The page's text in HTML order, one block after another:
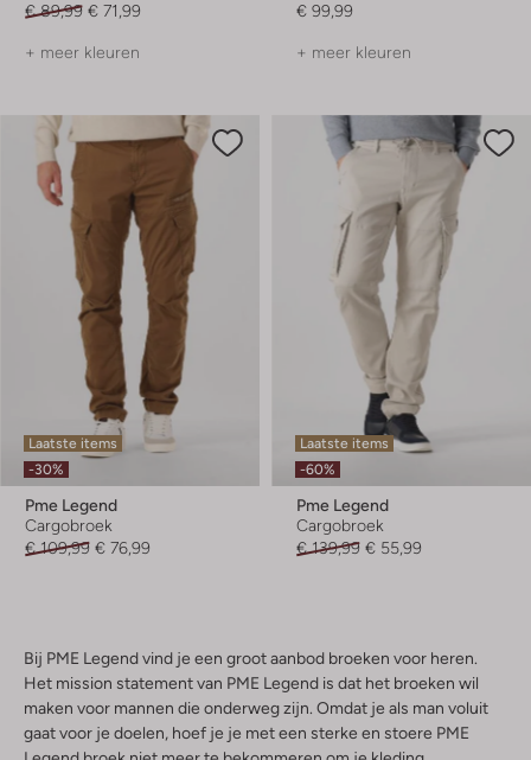
€ 89,99 € 71,99
+ meer kleuren
€ 99,99
+ meer kleuren
Laatste items
-30%
Pme Legend
Cargobroek
€ 109,99 € 76,99
Laatste items
-60%
Pme Legend
Cargobroek
€ 139,99 € 55,99
Bij PME Legend vind je een groot aanbod broeken voor heren.
Het mission statement van PME Legend is dat het broeken wil
maken voor mannen die onderweg zijn. Omdat je als man voluit
gaat voor je doelen, hoef je je met een sterke en stoere PME